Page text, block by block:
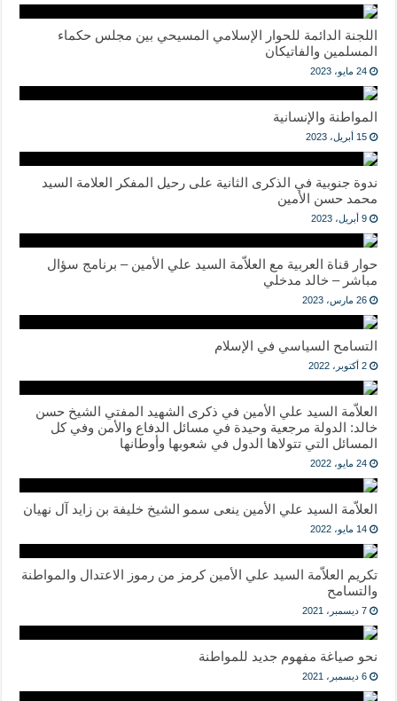
اللجنة الدائمة للحوار الإسلامي المسيحي بين مجلس حكماء
المسلمين والفاتيكان
24 مايو، 2023
المواطنة والإنسانية
15 أبريل، 2023
ندوة جنوبية في الذكرى الثانية على رحيل المفكر العلامة السيد
محمد حسن الأمين
9 أبريل، 2023
حوار قناة العربية مع العلاّمة السيد علي الأمين – برنامج سؤال
مباشر – خالد مدخلي
26 مارس، 2023
التسامح السياسي في الإسلام
2 أكتوبر، 2022
العلاّمة السيد علي الأمين في ذكرى الشهيد المفتي الشيخ حسن
خالد: الدولة مرجعية وحيدة في مسائل الدفاع والأمن وفي كل
المسائل التي تتولاها الدول في شعوبها وأوطانها
24 مايو، 2022
العلاّمة السيد علي الأمين ينعى سمو الشيخ خليفة بن زايد آل نهيان
14 مايو، 2022
تكريم العلاّمة السيد علي الأمين كرمز من رموز الاعتدال والمواطنة
والتسامح
7 ديسمبر، 2021
نحو صياغة مفهوم جديد للمواطنة
6 ديسمبر، 2021